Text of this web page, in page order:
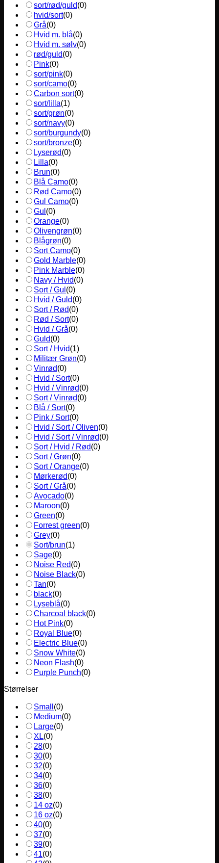
sort/rød/guld(0)
hvid/sort(0)
Grå(0)
Hvid m. blå(0)
Hvid m. sølv(0)
rød/guld(0)
Pink(0)
sort/pink(0)
sort/camo(0)
Carbon sort(0)
sort/lilla(1)
sort/grøn(0)
sort/navy(0)
sort/burgundy(0)
sort/bronze(0)
Lyserød(0)
Lilla(0)
Brun(0)
Blå Camo(0)
Rød Camo(0)
Gul Camo(0)
Gul (0)
Orange(0)
Olivengrøn(0)
Blågrøn(0)
Sort Camo(0)
Gold Marble(0)
Pink Marble(0)
Navy / Hvid(0)
Sort / Gul (0)
Hvid / Guld(0)
Sort / Rød(0)
Rød / Sort(0)
Hvid / Grå(0)
Guld(0)
Sort / Hvid(1)
Militær Grøn(0)
Vinrød(0)
Hvid / Sort(0)
Hvid / Vinrød(0)
Sort / Vinrød(0)
Blå / Sort(0)
Pink / Sort(0)
Hvid / Sort / Oliven(0)
Hvid / Sort / Vinrød(0)
Sort / Hvid / Rød(0)
Sort / Grøn(0)
Sort / Orange(0)
Mørkerød(0)
Sort / Grå(0)
Avocado(0)
Maroon(0)
Green(0)
Forrest green(0)
Grey(0)
Sort/brun(1)
Sage(0)
Noise Red(0)
Noise Black(0)
Tan(0)
black(0)
Lyseblå(0)
Charcoal black(0)
Hot Pink(0)
Royal Blue(0)
Electric Blue(0)
Snow White(0)
Neon Flash(0)
Purple Punch(0)
Størrelser
Small (0)
Medium(0)
Large(0)
XL(0)
28(0)
30(0)
32(0)
34(0)
36(0)
38(0)
14 oz(0)
16 oz(0)
40(0)
37(0)
39(0)
41(0)